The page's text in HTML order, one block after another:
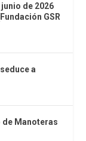
de 2026
GSR
a
de Manoteras